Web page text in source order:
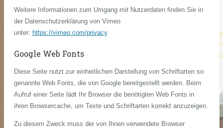
Weitere Informationen zum Umgang mit Nutzerdaten finden Sie in
der Datenschutzerklärung von Vimeo
unter: https://vimeo.com/privacy.
Google Web Fonts
Diese Seite nutzt zur einheitlichen Darstellung von Schriftarten so
genannte Web Fonts, die von Google bereitgestellt werden. Beim
Aufruf einer Seite lädt Ihr Browser die benötigten Web Fonts in
ihren Browsercache, um Texte und Schriftarten korrekt anzuzeigen.
Zu diesem Zweck muss der von Ihnen verwendete Browser